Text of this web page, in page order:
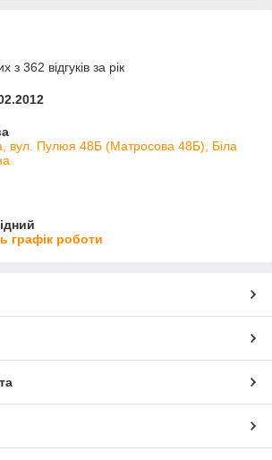
з 362 відгуків за рік
вул. Пулюя 48Б (Матросова 48Б), Біла
графік роботи